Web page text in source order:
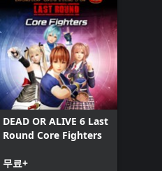
DEAD OR ALIVE 6 Last
Round Core Fighters
무료+